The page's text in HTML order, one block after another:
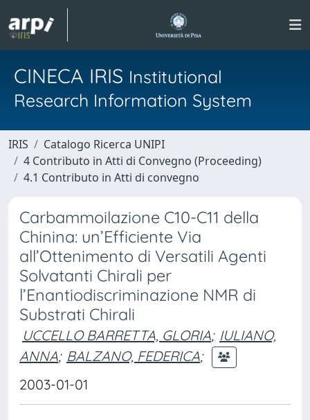
CINECA IRIS Institutional
Research Information System
IRIS
Catalogo Ricerca UNIPI
4 Contributo in Atti di Convegno (Proceeding)
4.1 Contributo in Atti di convegno
Carbammoilazione C10-C11 della
Chinina: un’Efficiente Via
all’Ottenimento di Versatili Agenti
Solvatanti Chirali per
l’Enantiodiscriminazione NMR di
Substrati Chirali
UCCELLO BARRETTA, GLORIA; IULIANO,
ANNA; BALZANO, FEDERICA;
2003-01-01